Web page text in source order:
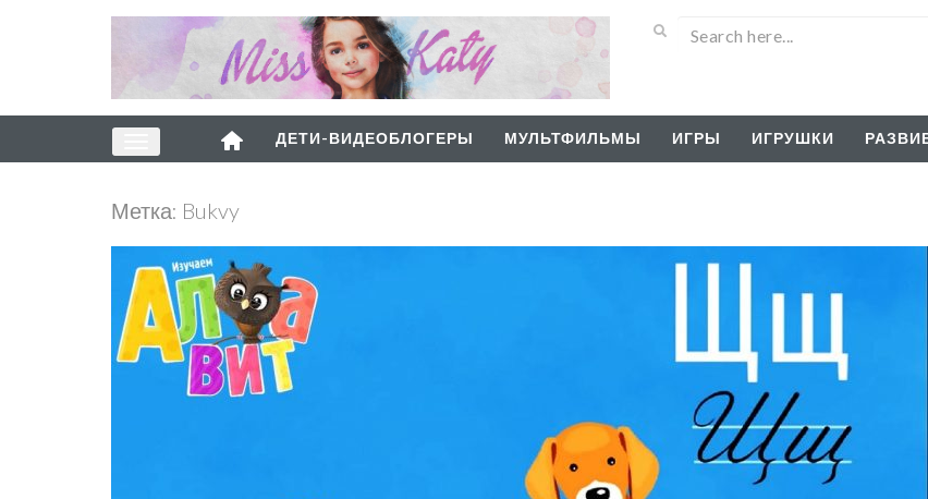
ДЕТИ-ВИДЕОБЛОГЕРЫ МУЛЬТФИЛЬМЫ ИГРЫ ИГРУШКИ
Метка: Bukvy